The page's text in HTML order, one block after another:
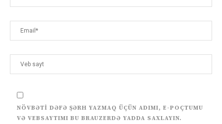
NÖVBƏTI DƏFƏ ŞƏRH YAZMAQ ÜÇÜN ADIMI, E-POÇTUMU
VƏ VEBSAYTIMI BU BRAUZERDƏ YADDA SAXLAYIN.